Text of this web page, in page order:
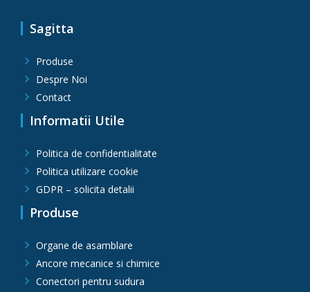
Sagitta
Produse
Despre Noi
Contact
Informatii Utile
Politica de confidentialitate
Politica utilizare cookie
GDPR – solicita detalii
Produse
Organe de asamblare
Ancore mecanice si chimice
Conectori pentru sudura